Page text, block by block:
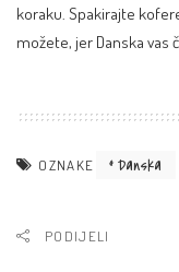
koraku. Spakirajte
možete, jer Danska vas
OZNAKE Danska
PODIJELI